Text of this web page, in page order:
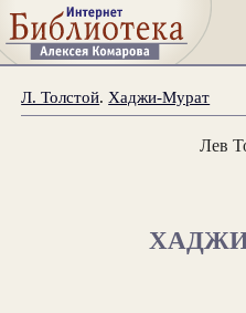
Л. Толстой. Хаджи-Мурат
Лев